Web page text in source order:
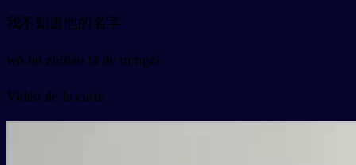
我不知道他的名字
wǒ bù zhīdào tā de míngzi
Vidéo de la carte